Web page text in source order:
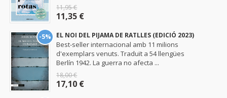
11,95 €
11,35 €
-5% EL NOI DEL PIJAMA DE RATLLES (EDICIÓ 2023)
Best-seller internacional amb 11 milions
d'exemplars venuts. Traduït a 54 llengües
Berlín 1942. La guerra no afecta ...
18,00 €
17,10 €